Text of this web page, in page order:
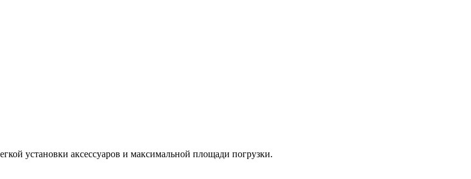
установки аксессуаров и максимальной площади погрузки.